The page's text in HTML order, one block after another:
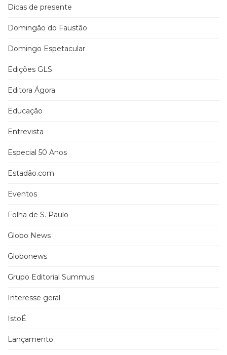
Dicas de presente
Domingão do Faustão
Domingo Espetacular
Edições GLS
Editora Ágora
Educação
Entrevista
Especial 50 Anos
Estadão.com
Eventos
Folha de S. Paulo
Globo News
Globonews
Grupo Editorial Summus
Interesse geral
IstoÉ
Lançamento